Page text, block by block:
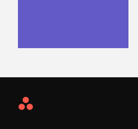
Asana